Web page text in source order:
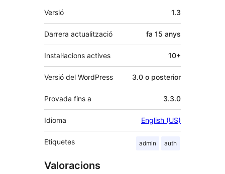
Meta
Versió 1.3
Darrera actualització fa 15 anys
Instal·lacions actives 10+
Versió del WordPress 3.0 o posterior
Provada fins a 3.3.0
Idioma English (US)
Etiquetes admin auth
Valoracions